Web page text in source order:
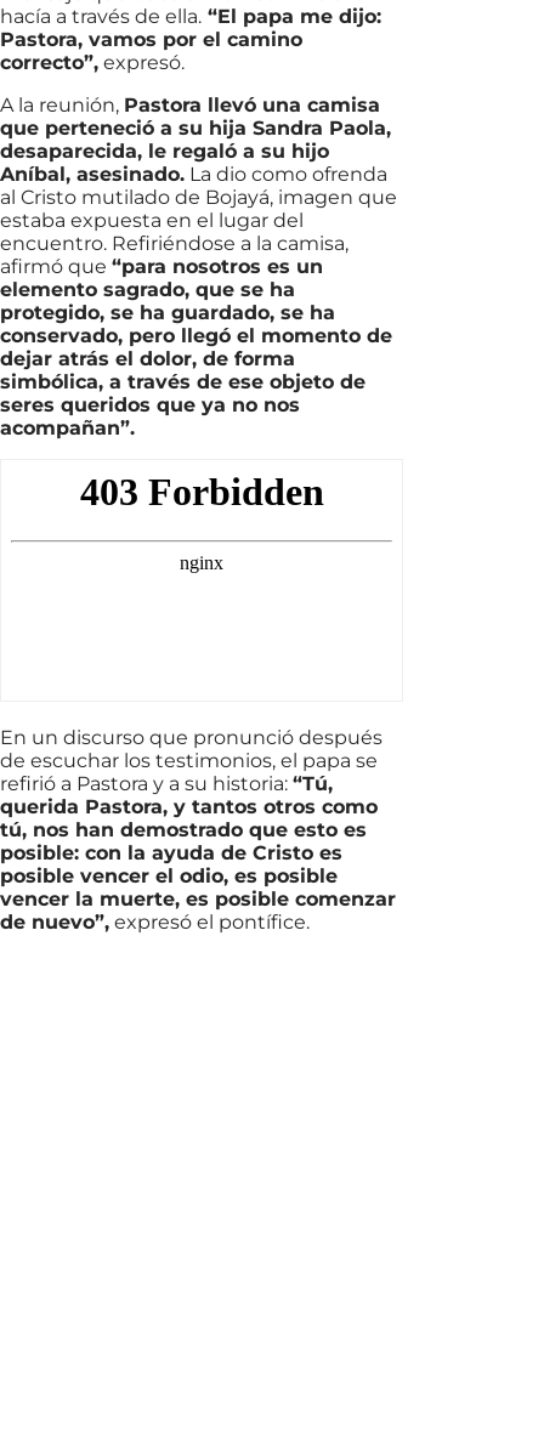
hacía a través de ella. “El papa me dijo:
Pastora, vamos por el camino
correcto”, expresó.
A la reunión, Pastora llevó una camisa
que perteneció a su hija Sandra Paola,
desaparecida, le regaló a su hijo
Aníbal, asesinado. La dio como ofrenda
al Cristo mutilado de Bojayá, imagen que
estaba expuesta en el lugar del
encuentro. Refiriéndose a la camisa,
afirmó que “para nosotros es un
elemento sagrado, que se ha
protegido, se ha guardado, se ha
conservado, pero llegó el momento de
dejar atrás el dolor, de forma
simbólica, a través de ese objeto de
seres queridos que ya no nos
acompañan”.
En un discurso que pronunció después
de escuchar los testimonios, el papa se
refirió a Pastora y a su historia: “Tú,
querida Pastora, y tantos otros como
tú, nos han demostrado que esto es
posible: con la ayuda de Cristo es
posible vencer el odio, es posible
vencer la muerte, es posible comenzar
de nuevo”, expresó el pontífice.